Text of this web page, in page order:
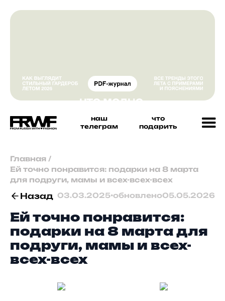
наш
телеграм
что
подарить
Главная /
Ей точно понравится: подарки на 8 марта
для подруги, мамы и всех-всех-всех
Назад 03.03.2025•обновлено05.05.2026
Ей точно понравится:
подарки на 8 марта для
подруги, мамы и всех-
всех-всех